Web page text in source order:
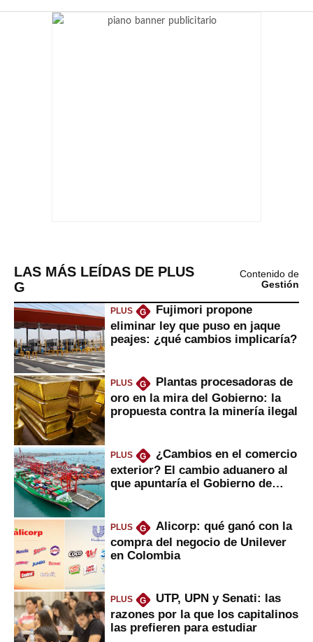
LAS MÁS LEÍDAS DE PLUS
G
Contenido de
Gestión
PLUS G
Fujimori propone
eliminar ley que puso en jaque
peajes: ¿qué cambios implicaría?
PLUS G
Plantas procesadoras de
oro en la mira del Gobierno: la
propuesta contra la minería ilegal
PLUS G
¿Cambios en el comercio
exterior? El cambio aduanero al
que apuntaría el Gobierno de
PLUS G
Alicorp: qué ganó con la
compra del negocio de Unilever
en Colombia
PLUS G
UTP, UPN y Senati: las
razones por la que los capitalinos
las prefieren para estudiar